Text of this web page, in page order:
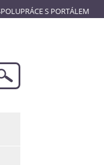
S PORTÁLEM